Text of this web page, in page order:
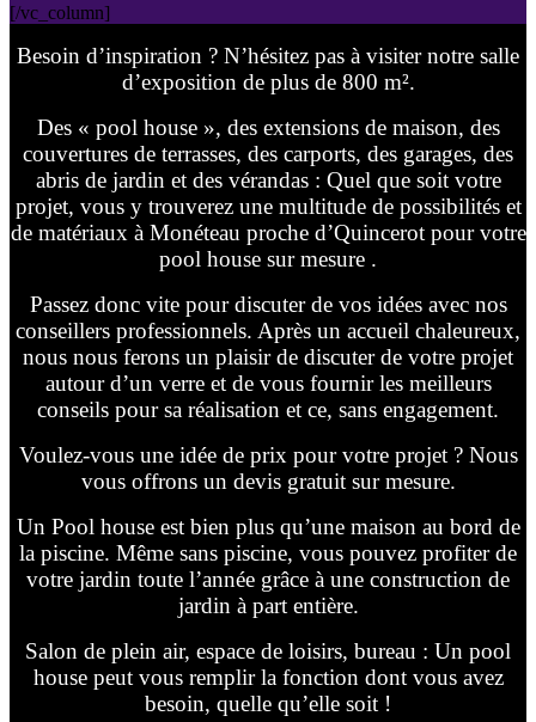
[/vc_column]
Besoin d’inspiration ? N’hésitez pas à visiter notre salle
d’exposition de plus de 800 m².
Des « pool house », des extensions de maison, des
couvertures de terrasses, des carports, des garages, des
abris de jardin et des vérandas : Quel que soit votre
projet, vous y trouverez une multitude de possibilités et
de matériaux à Monéteau proche d’Quincerot pour votre
pool house sur mesure .
Passez donc vite pour discuter de vos idées avec nos
conseillers professionnels. Après un accueil chaleureux,
nous nous ferons un plaisir de discuter de votre projet
autour d’un verre et de vous fournir les meilleurs
conseils pour sa réalisation et ce, sans engagement.
Voulez-vous une idée de prix pour votre projet ? Nous
vous offrons un devis gratuit sur mesure.
Un Pool house est bien plus qu’une maison au bord de
la piscine. Même sans piscine, vous pouvez profiter de
votre jardin toute l’année grâce à une construction de
jardin à part entière.
Salon de plein air, espace de loisirs, bureau : Un pool
house peut vous remplir la fonction dont vous avez
besoin, quelle qu’elle soit !